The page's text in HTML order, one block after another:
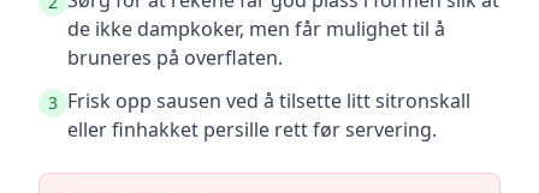
de ikke dampkoker, men får mulighet til å
bruneres på overflaten.
3 Frisk opp sausen ved å tilsette litt sitronskall
eller finhakket persille rett før servering.